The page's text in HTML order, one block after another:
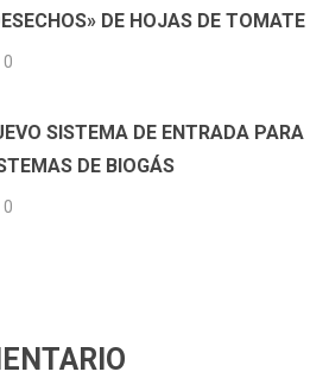
DE HOJAS DE TOMATE
0
SISTEMA DE ENTRADA PARA
DE BIOGÁS
0